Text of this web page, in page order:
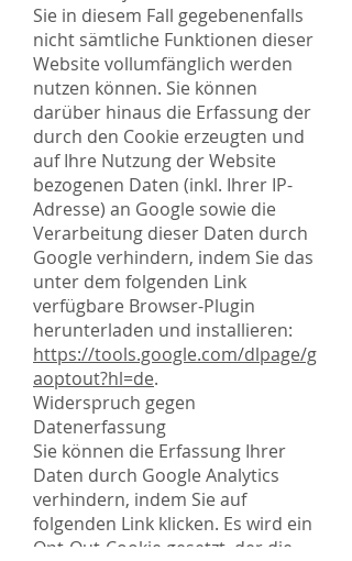
Sie in diesem Fall gegebenenfalls
nicht sämtliche Funktionen dieser
Website vollumfänglich werden
nutzen können. Sie können
darüber hinaus die Erfassung der
durch den Cookie erzeugten und
auf Ihre Nutzung der Website
bezogenen Daten (inkl. Ihrer IP-
Adresse) an Google sowie die
Verarbeitung dieser Daten durch
Google verhindern, indem Sie das
unter dem folgenden Link
verfügbare Browser-Plugin
herunterladen und installieren:
https://tools.google.com/dlpage/g
aoptout?hl=de.
Widerspruch gegen
Datenerfassung
Sie können die Erfassung Ihrer
Daten durch Google Analytics
verhindern, indem Sie auf
folgenden Link klicken. Es wird ein
Opt-Out-Cookie gesetzt, der die